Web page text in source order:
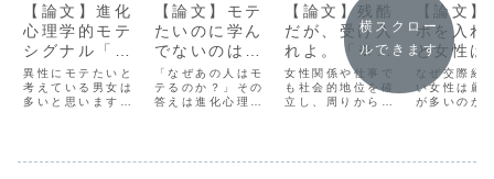
【論文】進化
心理学的モテ
シグナル「暴
力性モテ」の
科学
異性にモテたいと
考えている男女は
多いと思います
【論文】モテ
たいのに学ん
でないのはヤ
バすぎる 進化
心理学を学ん
で本当のモテ
「なぜあの人はモ
テるのか？」その
答えは進化心理学
【論文】残酷
だが、受け入
れよ。「※た
だしイケメン
に限る」の科
学
女性関係や仕事で
も社会的地位を確
立し、周りから尊
【論文
ポを入れ
と女性は
おかしく
て狂って
う説
なぜ交際経
い女性は厳
が多いのか
横スクロー
ルできます